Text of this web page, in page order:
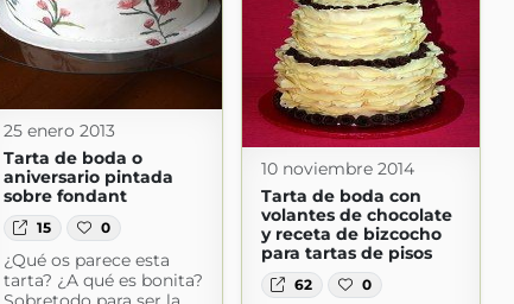
25 enero 2013
Tarta de boda o
aniversario pintada
sobre fondant
15 0
¿Qué os parece esta
tarta? ¿A qué es bonita?
10 noviembre 2014
Tarta de boda con
volantes de chocolate
y receta de bizcocho
para tartas de pisos
62 0